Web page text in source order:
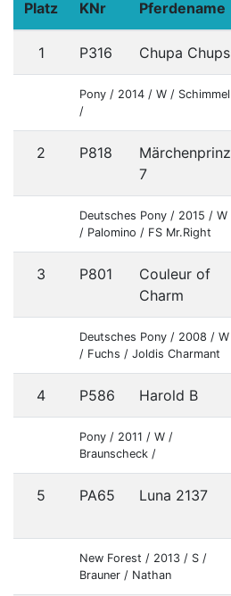
Platz KNr Pferdename
1 P316 Chupa Chups
Pony / 2014 / W / Schimmel
/
2 P818
Märchenprinz
7
Deutsches Pony / 2015 / W
/ Palomino / FS Mr.Right
3 P801
Couleur of
Charm
Deutsches Pony / 2008 / W
/ Fuchs / Joldis Charmant
4 P586 Harold B
Pony / 2011 / W /
Braunscheck /
5 PA65 Luna 2137
New Forest / 2013 / S /
Brauner / Nathan